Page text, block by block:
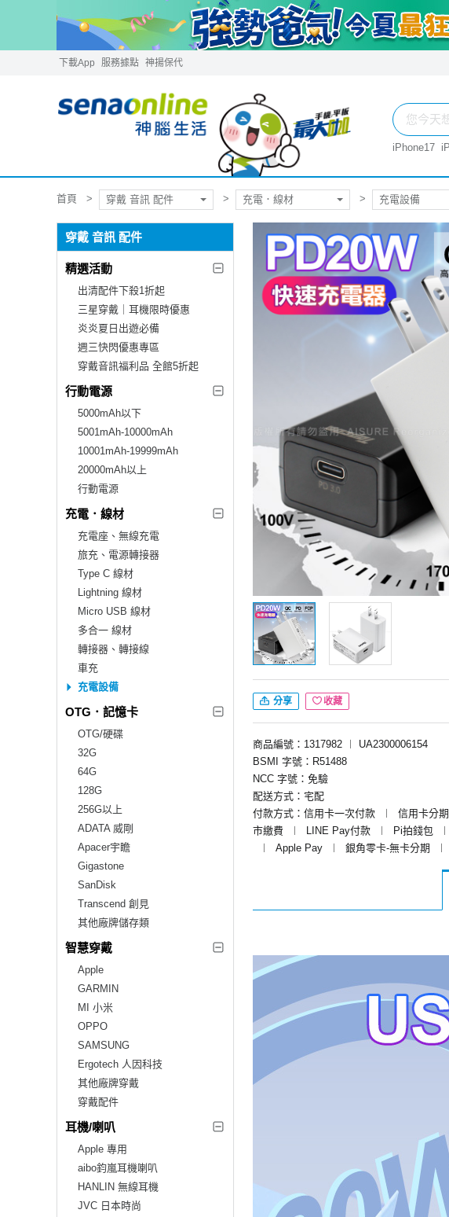
下載App 服務據點 神揚保代
iPhone17
首頁 穿戴 音訊 配件 充電．線材 充電設備
穿戴 音訊 配件
精選活動
出清配件下殺1折起
三星穿戴｜耳機限時優惠
炎炎夏日出遊必備
週三快閃優惠專區
穿戴音訊福利品 全館5折起
行動電源
5000mAh以下
5001mAh-10000mAh
10001mAh-19999mAh
20000mAh以上
行動電源
充電．線材
充電座、無線充電
旅充、電源轉接器
Type C 線材
Lightning 線材
Micro USB 線材
多合一 線材
轉接器、轉接線
車充
充電設備
OTG．記憶卡
OTG/硬碟
32G
64G
128G
256G以上
ADATA 威剛
Apacer宇瞻
Gigastone
SanDisk
Transcend 創見
其他廠牌儲存類
智慧穿戴
Apple
GARMIN
MI 小米
OPPO
SAMSUNG
Ergotech 人因科技
其他廠牌穿戴
穿戴配件
耳機/喇叭
Apple 專用
aibo鈞嵐耳機喇叭
HANLIN 無線耳機
JVC 日本時尚
分享 收藏
商品編號：1317982 ︱
UA2300006154
BSMI 字號：R51488
NCC 字號：免驗
配送方式：宅配
付款方式：信用卡一次付款
︱ 信用卡分
市繳費
︱ LINE Pay付款 ︱ Pi拍錢包 ︱
︱
Apple Pay ︱ 銀角零卡-無卡分期 ︱